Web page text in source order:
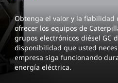
Obtenga el valor y la fiabilidad
ofrecer los equipos de
grupos electrónicos diésel GC
disponibilidad que usted
empresa siga funcionando
energía eléctrica.